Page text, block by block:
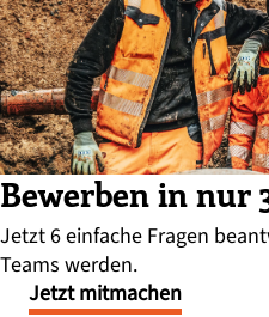
Bewerben in nur
Jetzt 6 einfache Fragen
Teams werden.
Jetzt mitmachen